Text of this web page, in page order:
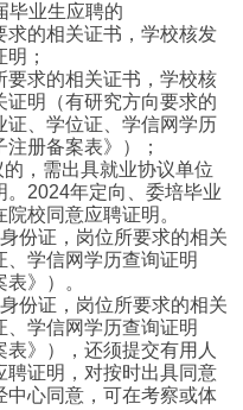
毕业生应聘的
求的相关证书，学校核发
；
要求的相关证书，学校核
证明（有研究方向要求的
证、学位证、学信网学历
册备案表》）；
，需出具就业协议单位
。2024年定向、委培毕业
校同意应聘证明。
份证，岗位所要求的相关
学信网学历查询证明
》）。
份证，岗位所要求的相关
学信网学历查询证明
表》），还须提交有用人
聘证明，对按时出具同意
中心同意，可在考察或体